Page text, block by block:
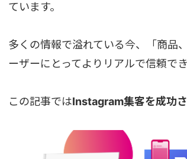
ています。
多くの情報で溢れている今、「商品
ーザーにとってよりリアルで信頼で
この記事ではInstagram集客を成功